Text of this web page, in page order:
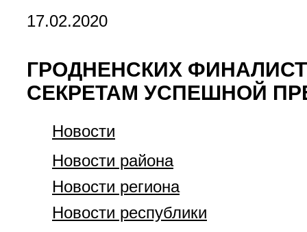
17.02.2020
ГРОДНЕНСКИХ
СЕКРЕТАМ УСПЕШНОЙ
Новости
Новости района
Новости региона
Новости республики